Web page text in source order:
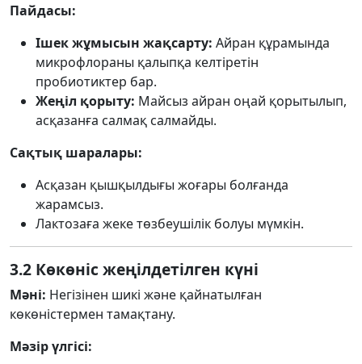
Пайдасы:
Ішек жұмысын жақсарту: Айран құрамында
микрофлораны қалыпқа келтіретін
пробиотиктер бар.
Жеңіл қорыту: Майсыз айран оңай қорытылып,
асқазанға салмақ салмайды.
Сақтық шаралары:
Асқазан қышқылдығы жоғары болғанда
жарамсыз.
Лактозаға жеке төзбеушілік болуы мүмкін.
3.2 Көкөніс жеңілдетілген күні
Мәні: Негізінен шикі және қайнатылған
көкөністермен тамақтану.
Мәзір үлгісі: